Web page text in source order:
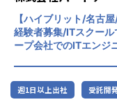
入社後は原則2名以上
や丸投げはないです。
また、経験値に応じて
▼年齢構成
平均年齢32.5歳
【ハイブリット/名古
経験者募集/ITスクー
ープ会社でのITエンジ
週1日以上出社 受託開